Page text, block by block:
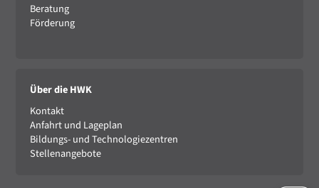
Beratung
Förderung
Über die HWK
Kontakt
Anfahrt und Lageplan
Bildungs- und Technologiezentren
Stellenangebote